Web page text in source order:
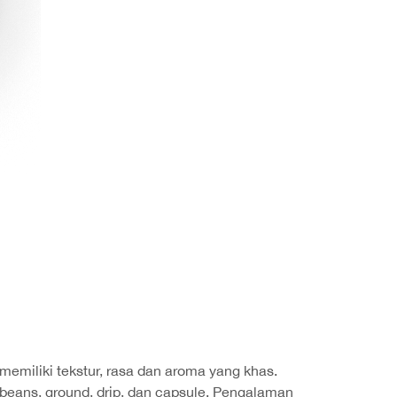
tekstur, rasa dan aroma yang khas.
ground, drip, dan capsule. Pengalaman